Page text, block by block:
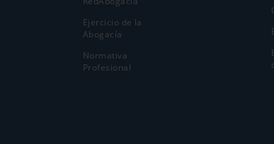
Ejercicio de la
Abogací­a
Normativa
Profesional